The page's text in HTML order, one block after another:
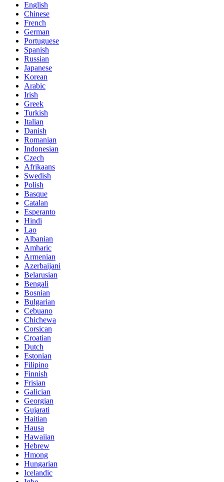
English
Chinese
French
German
Portuguese
Spanish
Russian
Japanese
Korean
Arabic
Irish
Greek
Turkish
Italian
Danish
Romanian
Indonesian
Czech
Afrikaans
Swedish
Polish
Basque
Catalan
Esperanto
Hindi
Lao
Albanian
Amharic
Armenian
Azerbaijani
Belarusian
Bengali
Bosnian
Bulgarian
Cebuano
Chichewa
Corsican
Croatian
Dutch
Estonian
Filipino
Finnish
Frisian
Galician
Georgian
Gujarati
Haitian
Hausa
Hawaiian
Hebrew
Hmong
Hungarian
Icelandic